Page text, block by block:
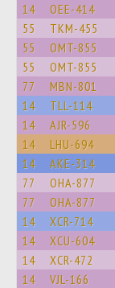
14 OEE-414
55 TKM-455
55 OMT-855
55 OMT-855
77 MBN-801
14 TLL-114
14 AJR-596
14 LHU-694
14 AKE-314
77 OHA-877
77 OHA-877
14 XCR-714
14 XCU-604
14 XCR-472
14 VJL-166